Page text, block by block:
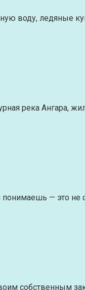
воду, ледяные
река Ангара,
— это
собственным